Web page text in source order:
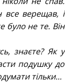
все верещав, і
було не те. Він
знаєте? Як у
подушку до
тільки…